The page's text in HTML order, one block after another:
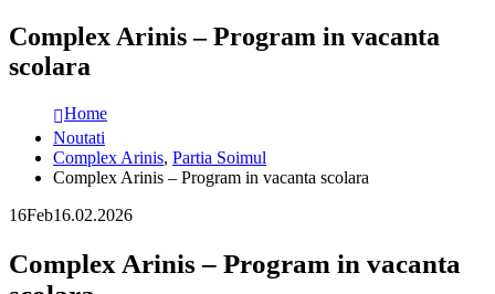
Complex Arinis – Program in vacanta
scolara
Home
Noutati
Complex Arinis, Partia Soimul
Complex Arinis – Program in vacanta scolara
16Feb16.02.2026
Complex Arinis – Program in vacanta